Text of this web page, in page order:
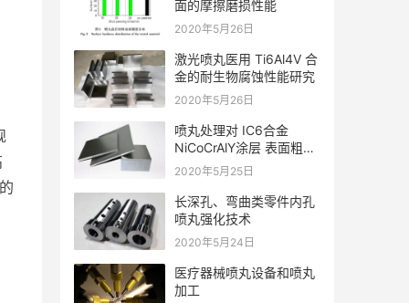
面的摩擦磨损性能
2020年5月26日
激光喷丸医用 Ti6Al4V 合
金的耐生物腐蚀性能研究
2020年5月26日
喷丸处理对 IC6合金
NiCoCrAlY涂层 表面粗糙
度的影响
2020年5月25日
长深孔、弯曲类零件内孔
喷丸强化技术
2020年5月24日
医疗器械喷丸设备和喷丸
加工